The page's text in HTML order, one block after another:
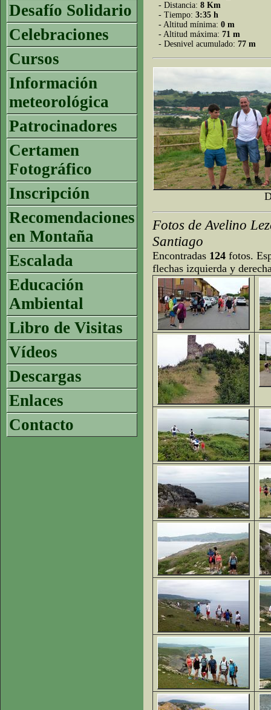
Desafío Solidario
Celebraciones
Cursos
Información
meteorológica
Patrocinadores
Certamen
Fotográfico
Inscripción
Recomendaciones
en Montaña
Escalada
Educación
Ambiental
Libro de Visitas
Vídeos
Descargas
Enlaces
Contacto
- Distancia: 8 Km
- Tiempo: 3:35 h
- Altitud mínima: 0 m
- Altitud máxima: 71 m
- Desnivel acumulado: 77 m
Fotos de Avelino
Santiago
Encontradas 124 fotos.
flechas izquierda y